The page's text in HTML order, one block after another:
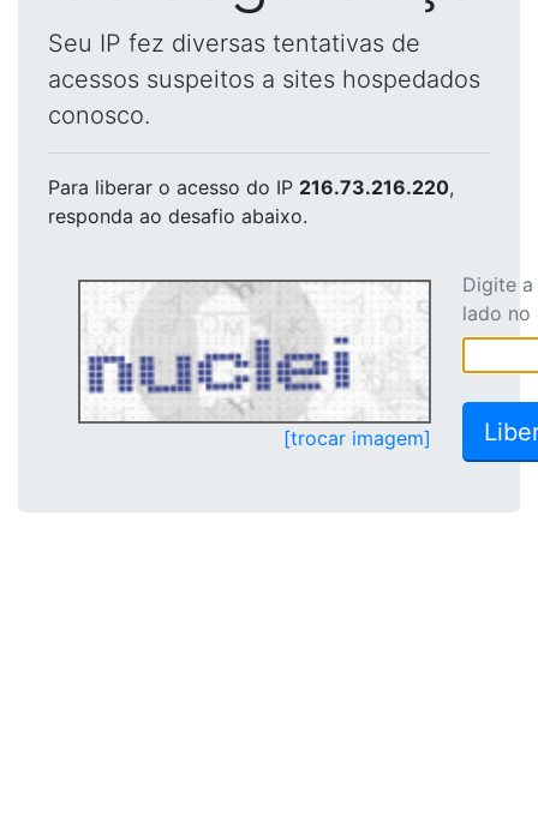
Seu IP fez diversas tentativas de
acessos suspeitos a sites hospedados
conosco.
Para liberar o acesso do IP 216.73.216.220,
responda ao desafio abaixo.
[trocar imagem]
Digite
lado no